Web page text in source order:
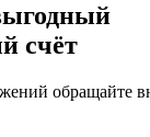
счёт
обращайте